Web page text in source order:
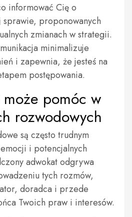
informować Cię o
sprawie, proponowanych
zmianach w strategii.
minimalizuje
i zapewnia, że jesteś na
postępowania.
może pomóc w
rozwodowych
są często trudnym
i potencjalnych
adwokat odgrywa
tych rozmów,
doradca i przede
Twoich praw i interesów.